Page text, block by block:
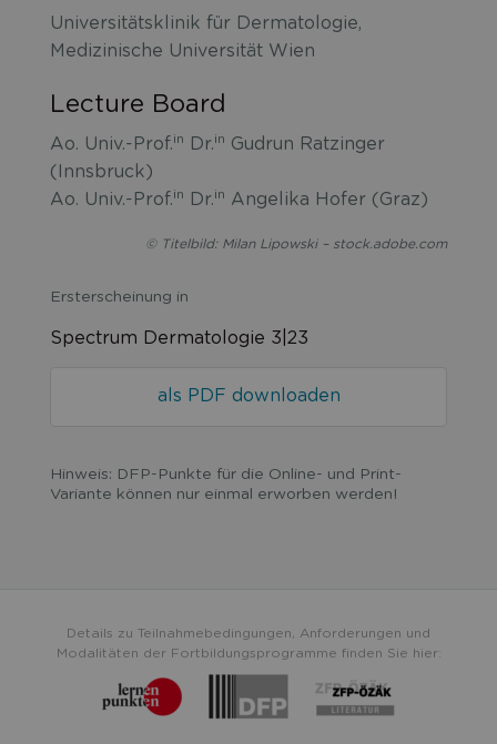
Universitätsklinik für Dermatologie,
Medizinische Universität Wien
Lecture Board
Ao. Univ.-Prof.in Dr.in Gudrun Ratzinger
(Innsbruck)
Ao. Univ.-Prof.in Dr.in Angelika Hofer (Graz)
© Titelbild: Milan Lipowski – stock.adobe.com
Ersterscheinung in
Spectrum Dermatologie 3|23
als PDF downloaden
Hinweis: DFP-Punkte für die Online- und Print-
Variante können nur einmal erworben werden!
Details zu Teilnahmebedingungen, Anforderungen und
Modalitäten der Fortbildungsprogramme finden Sie hier: